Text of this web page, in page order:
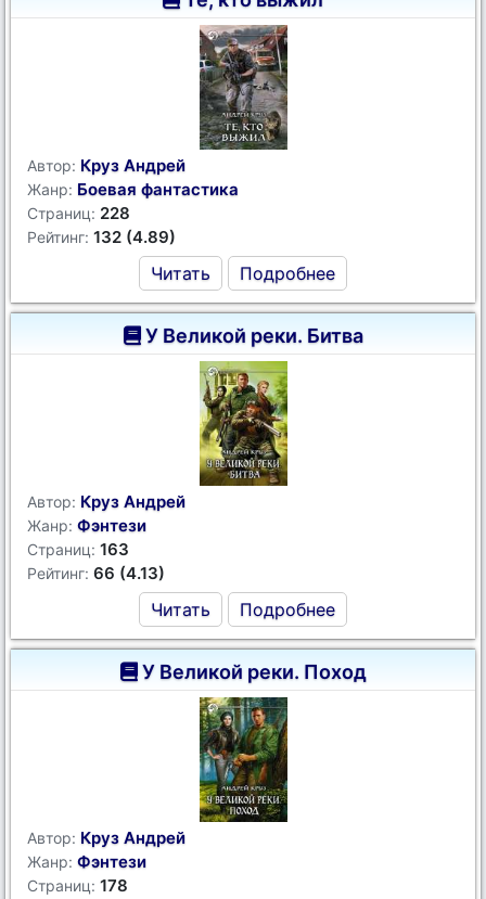
Автор: Круз Андрей
Жанр: Боевая фантастика
Страниц: 228
Рейтинг: 132 (4.89)
Читать Подробнее
У Великой реки. Битва
Автор: Круз Андрей
Жанр: Фэнтези
Страниц: 163
Рейтинг: 66 (4.13)
Читать Подробнее
У Великой реки. Поход
Автор: Круз Андрей
Жанр: Фэнтези
Страниц: 178